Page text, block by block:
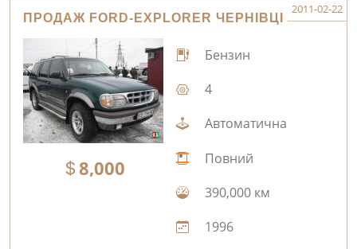
ПРОДАЖ FORD-EXPLORER ЧЕРНІВЦІ
2011-02-22
8,000
Бензин
4
Автоматична
Повний
390,000 км
1996